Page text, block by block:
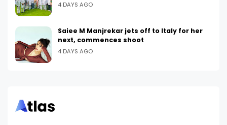
4 DAYS AGO
Saiee M Manjrekar jets off to Italy for her
next, commences shoot
4 DAYS AGO